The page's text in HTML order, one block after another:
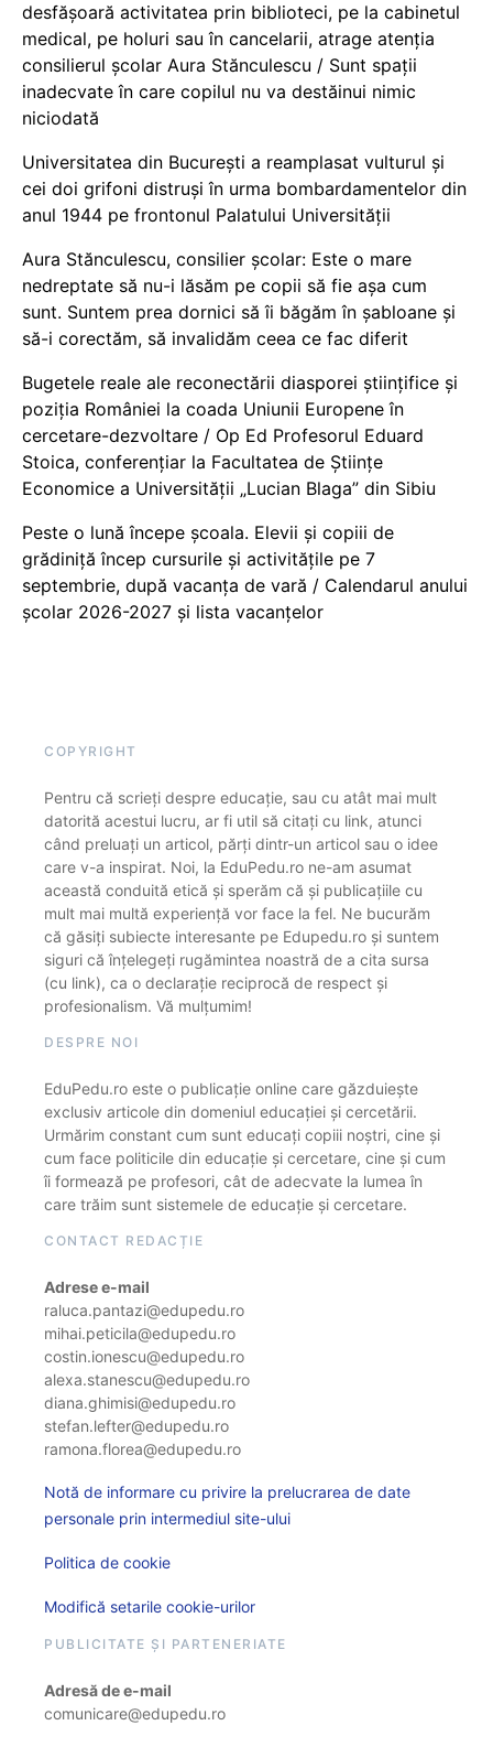
desfășoară activitatea prin biblioteci, pe la cabinetul
medical, pe holuri sau în cancelarii, atrage atenția
consilierul școlar Aura Stănculescu / Sunt spații
inadecvate în care copilul nu va destăinui nimic
niciodată
Universitatea din București a reamplasat vulturul și
cei doi grifoni distruși în urma bombardamentelor din
anul 1944 pe frontonul Palatului Universității
Aura Stănculescu, consilier școlar: Este o mare
nedreptate să nu-i lăsăm pe copii să fie așa cum
sunt. Suntem prea dornici să îi băgăm în șabloane și
să-i corectăm, să invalidăm ceea ce fac diferit
Bugetele reale ale reconectării diasporei științifice și
poziția României la coada Uniunii Europene în
cercetare-dezvoltare / Op Ed Profesorul Eduard
Stoica, conferențiar la Facultatea de Științe
Economice a Universității „Lucian Blaga” din Sibiu
Peste o lună începe școala. Elevii și copiii de
grădiniță încep cursurile și activitățile pe 7
septembrie, după vacanța de vară / Calendarul anului
școlar 2026-2027 și lista vacanțelor
COPYRIGHT
Pentru că scrieți despre educație, sau cu atât mai mult
datorită acestui lucru, ar fi util să citați cu link, atunci
când preluați un articol, părți dintr-un articol sau o idee
care v-a inspirat. Noi, la EduPedu.ro ne-am asumat
această conduită etică și sperăm că și publicațiile cu
mult mai multă experiență vor face la fel. Ne bucurăm
că găsiți subiecte interesante pe Edupedu.ro și suntem
siguri că înțelegeți rugămintea noastră de a cita sursa
(cu link), ca o declarație reciprocă de respect și
profesionalism. Vă mulțumim!
DESPRE NOI
EduPedu.ro este o publicație online care găzduiește
exclusiv articole din domeniul educației și cercetării.
Urmărim constant cum sunt educați copiii noștri, cine și
cum face politicile din educație și cercetare, cine și cum
îi formează pe profesori, cât de adecvate la lumea în
care trăim sunt sistemele de educație și cercetare.
CONTACT REDACȚIE
Adrese e-mail
raluca.pantazi@edupedu.ro
mihai.peticila@edupedu.ro
costin.ionescu@edupedu.ro
alexa.stanescu@edupedu.ro
diana.ghimisi@edupedu.ro
stefan.lefter@edupedu.ro
ramona.florea@edupedu.ro
Notă de informare cu privire la prelucrarea de date
personale prin intermediul site-ului
Politica de cookie
Modifică setarile cookie-urilor
PUBLICITATE ȘI PARTENERIATE
Adresă de e-mail
comunicare@edupedu.ro